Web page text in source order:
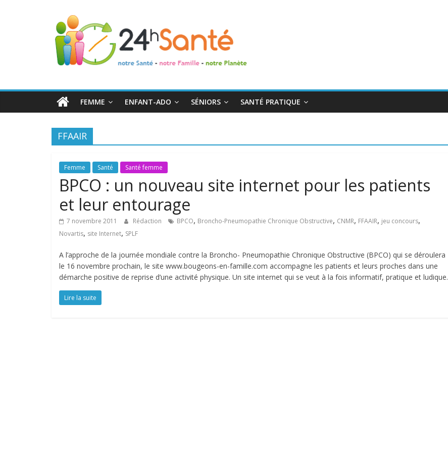
24h
Santé
toute
famille
FEMME ENFANT-ADO SÉNIORS SANTÉ PRATIQUE
FFAAIR
Femme Santé Santé femme
BPCO : un nouveau site internet pour les patients
et leur entourage
7 novembre 2011 Rédaction BPCO, Broncho-Pneumopathie Chronique Obstructive, CNMR, FFAAIR, jeu concours,
Novartis, site Internet, SPLF
A l’approche de la journée mondiale contre la Broncho- Pneumopathie Chronique Obstructive (BPCO) qui se déroulera
le 16 novembre prochain, le site www.bougeons-en-famille.com accompagne les patients et leurs proches dans une
démarche positive de reprise d’une activité physique. Un site internet qui se veut à la fois informatif, pratique et ludique.
Lire la suite